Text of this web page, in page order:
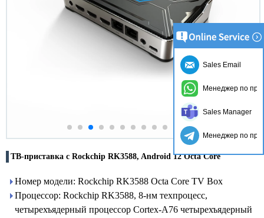
ТВ-приставка с Rockchip RK3588, Android 12 Octa Core
Номер модели: Rockchip RK3588 Octa Core TV Box
Процессор: Rockchip RK3588, 8-нм техпроцесс,
четырехъядерный процессор Cortex-A76 четырехъядерный
Sales Email
Менеджер по
Sales Manager
Менеджер по